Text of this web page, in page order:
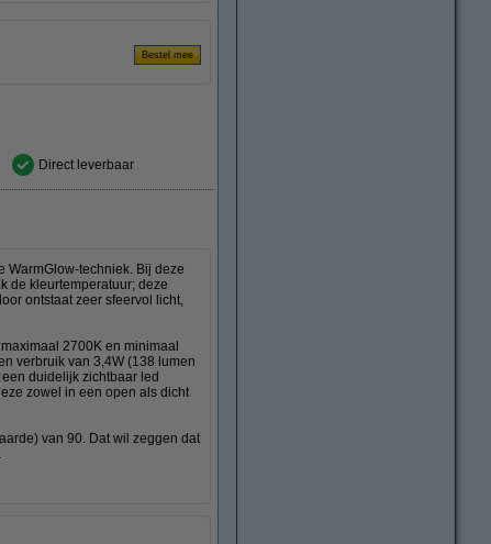
Direct leverbaar
WarmGlow-techniek. Bij deze
de kleurtemperatuur; deze
ontstaat zeer sfeervol licht,
2700K en minimaal
verbruik van 3,4W (138 lumen
duidelijk zichtbaar led
zowel in een open als dicht
van 90. Dat wil zeggen dat